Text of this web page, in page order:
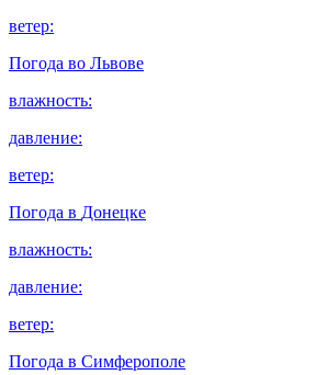
ветер:
Погода во Львове
влажность:
давление:
ветер:
Погода в Донецке
влажность:
давление:
ветер:
Погода в Симферополе